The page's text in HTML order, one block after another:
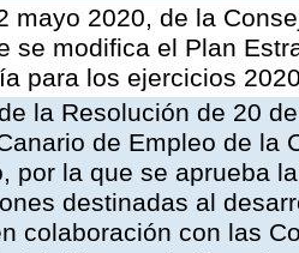
mayo 2020, de la
se modifica el Plan
para los ejercicios
la Resolución de 20
de Empleo de la
por la que se aprueba
destinadas al
colaboración con las